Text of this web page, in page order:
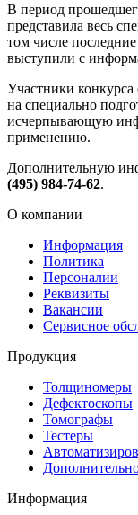
В период
представила весь
том числе
выступили с
Участники конкурса
на специально
исчерпывающую
применению.
Дополнительную
(495) 984-74-62.
О компании
Информация
Политика
Персоналии
Реквизиты
Вакансии
Сервисное
Продукция
Толщиномеры
Дефектоскопы
Томографы
Тестеры
Информация